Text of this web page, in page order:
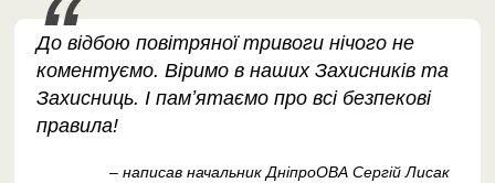
До відбою повітряної тривоги нічого не
коментуємо. Віримо в наших Захисників та
Захисниць. І памʼятаємо про всі безпекові
правила!
– написав начальник ДніпроОВА Сергій Лисак